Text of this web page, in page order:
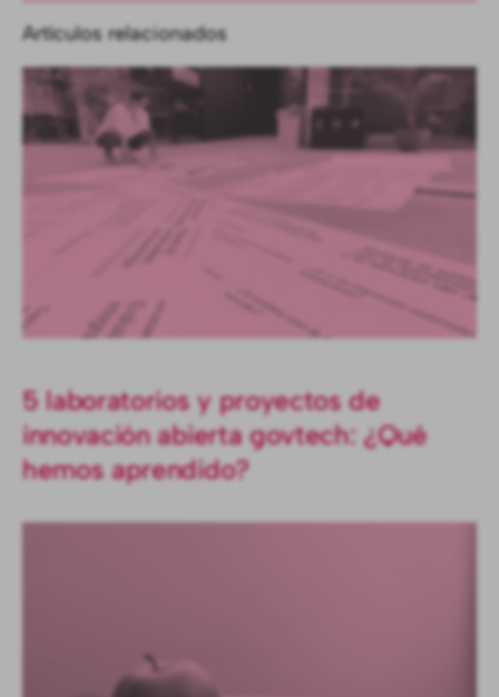
Artículos relacionados
5 laboratorios y proyectos de
innovación abierta govtech: ¿Qué
hemos aprendido?